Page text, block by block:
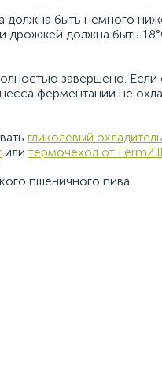
быть немного
дрожжей должна быть
завершено.
ферментации не
гликолевый охладитель
или термочехол от
пшеничного пива.